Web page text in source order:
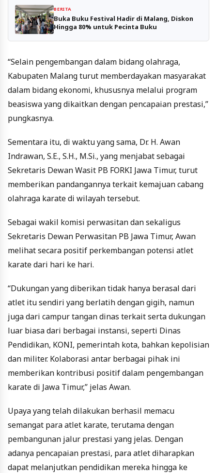
BERITA
Buka Buku Festival Hadir di Malang, Diskon
Hingga 80% untuk Pecinta Buku
“Selain pengembangan dalam bidang olahraga,
Kabupaten Malang turut memberdayakan masyarakat
dalam bidang ekonomi, khususnya melalui program
beasiswa yang dikaitkan dengan pencapaian prestasi,”
pungkasnya.
Sementara itu, di waktu yang sama, Dr. H. Awan
Indrawan, S.E., S.H., M.Si., yang menjabat sebagai
Sekretaris Dewan Wasit PB FORKI Jawa Timur, turut
memberikan pandangannya terkait kemajuan cabang
olahraga karate di wilayah tersebut.
Sebagai wakil komisi perwasitan dan sekaligus
Sekretaris Dewan Perwasitan PB Jawa Timur, Awan
melihat secara positif perkembangan potensi atlet
karate dari hari ke hari.
“Dukungan yang diberikan tidak hanya berasal dari
atlet itu sendiri yang berlatih dengan gigih, namun
juga dari campur tangan dinas terkait serta dukungan
luar biasa dari berbagai instansi, seperti Dinas
Pendidikan, KONI, pemerintah kota, bahkan kepolisian
dan militer. Kolaborasi antar berbagai pihak ini
memberikan kontribusi positif dalam pengembangan
karate di Jawa Timur,” jelas Awan.
Upaya yang telah dilakukan berhasil memacu
semangat para atlet karate, terutama dengan
pembangunan jalur prestasi yang jelas. Dengan
adanya pencapaian prestasi, para atlet diharapkan
dapat melanjutkan pendidikan mereka hingga ke